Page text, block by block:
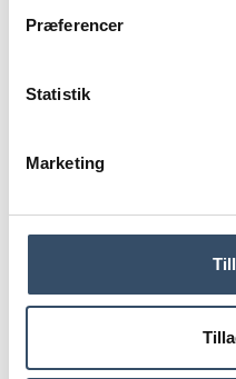
Præferencer
Statistik
Marketingat få adgang